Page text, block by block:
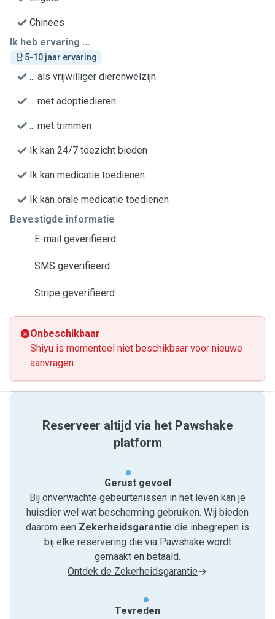
Chinees
Ik heb ervaring ...
5-10 jaar ervaring
... als vrijwilliger dierenwelzijn
... met adoptiedieren
... met trimmen
Ik kan 24/7 toezicht bieden
Ik kan medicatie toedienen
Ik kan orale medicatie toedienen
Bevestigde informatie
E-mail geverifieerd
SMS geverifieerd
Stripe geverifieerd
Onbeschikbaar
Shiyu is momenteel niet beschikbaar voor nieuwe
aanvragen.
Reserveer altijd via het Pawshake
platform
Gerust gevoel
Bij onverwachte gebeurtenissen in het leven kan je
huisdier wel wat bescherming gebruiken. Wij bieden
daarom een Zekerheidsgarantie die inbegrepen is
bij elke reservering die via Pawshake wordt
gemaakt en betaald.
Ontdek de Zekerheidsgarantie
Tevreden